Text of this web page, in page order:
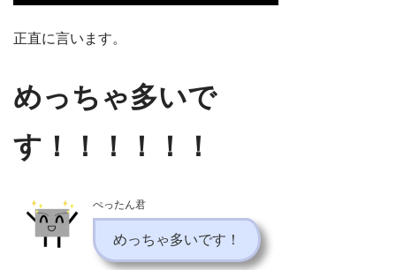
正直に言います。
めっちゃ多いで
す！！！！！！
ぺったん君
めっちゃ多いです！